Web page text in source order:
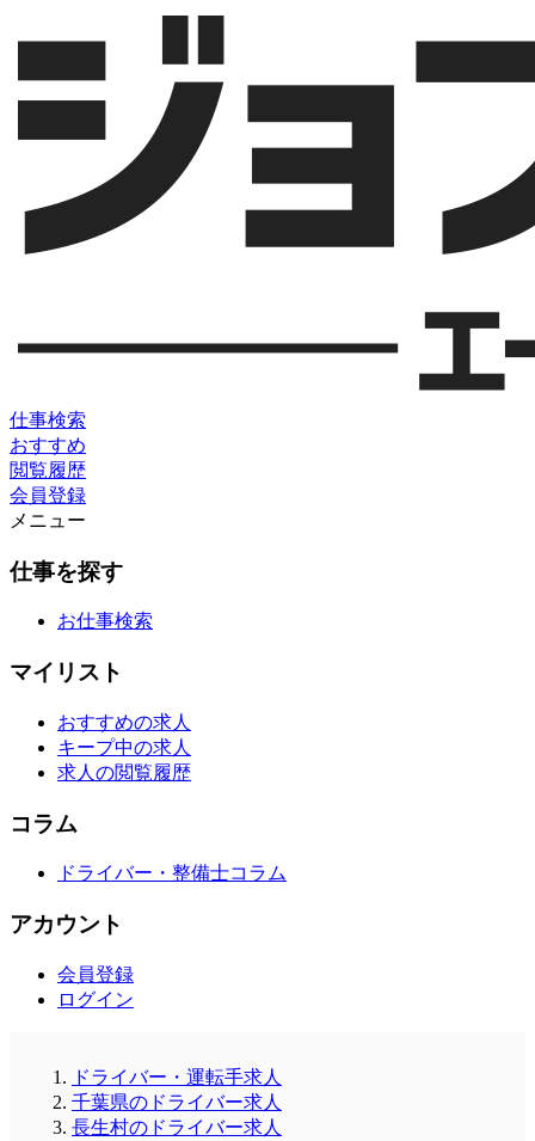
仕事検索
おすすめ
閲覧履歴
会員登録
メニュー
仕事を探す
お仕事検索
マイリスト
おすすめの求人
キープ中の求人
求人の閲覧履歴
コラム
ドライバー・整備士コラム
アカウント
会員登録
ログイン
ドライバー・運転手求人
千葉県のドライバー求人
長生村のドライバー求人